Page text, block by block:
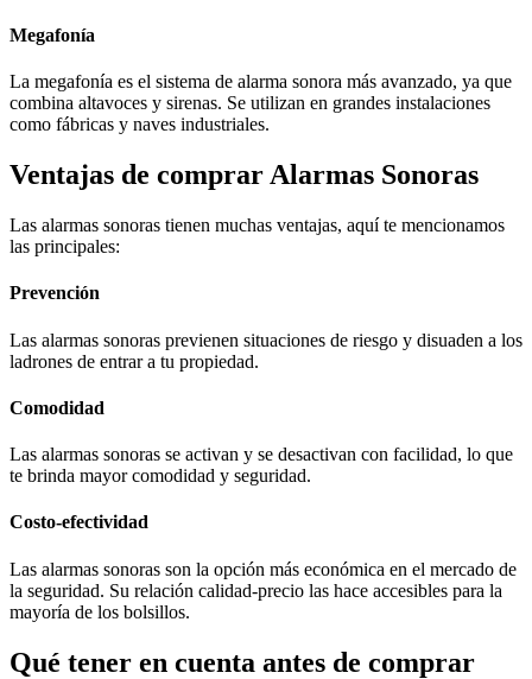
Megafonía
La megafonía es el sistema de alarma sonora más avanzado, ya que
combina altavoces y sirenas. Se utilizan en grandes instalaciones
como fábricas y naves industriales.
Ventajas de comprar Alarmas Sonoras
Las alarmas sonoras tienen muchas ventajas, aquí te mencionamos
las principales:
Prevención
Las alarmas sonoras previenen situaciones de riesgo y disuaden a los
ladrones de entrar a tu propiedad.
Comodidad
Las alarmas sonoras se activan y se desactivan con facilidad, lo que
te brinda mayor comodidad y seguridad.
Costo-efectividad
Las alarmas sonoras son la opción más económica en el mercado de
la seguridad. Su relación calidad-precio las hace accesibles para la
mayoría de los bolsillos.
Qué tener en cuenta antes de comprar